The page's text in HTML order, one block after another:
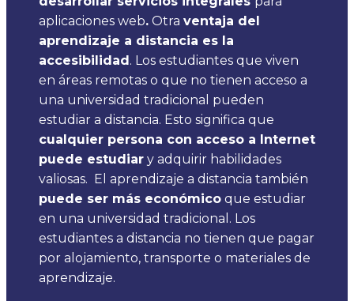
aplicaciones web. Otra ventaja del
aprendizaje a distancia es la
accesibilidad. Los estudiantes que viven
en áreas remotas o que no tienen acceso a
una universidad tradicional pueden
estudiar a distancia. Esto significa que
cualquier persona con acceso a Internet
puede estudiar y adquirir habilidades
valiosas. El aprendizaje a distancia también
puede ser más económico que estudiar
en una universidad tradicional. Los
estudiantes a distancia no tienen que pagar
por alojamiento, transporte o materiales de
aprendizaje.